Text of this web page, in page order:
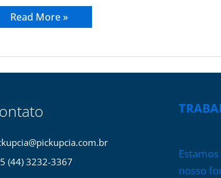
Read More »
(44) 3232-3367
nosso